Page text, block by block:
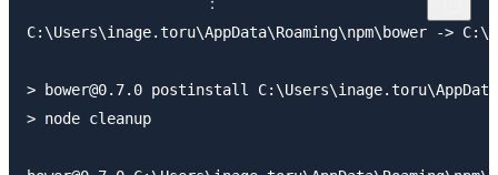
C:\Users\inage.toru\AppData\Roaming\npm\bower ->
> bower@0.7.0 postinstall
> node cleanup